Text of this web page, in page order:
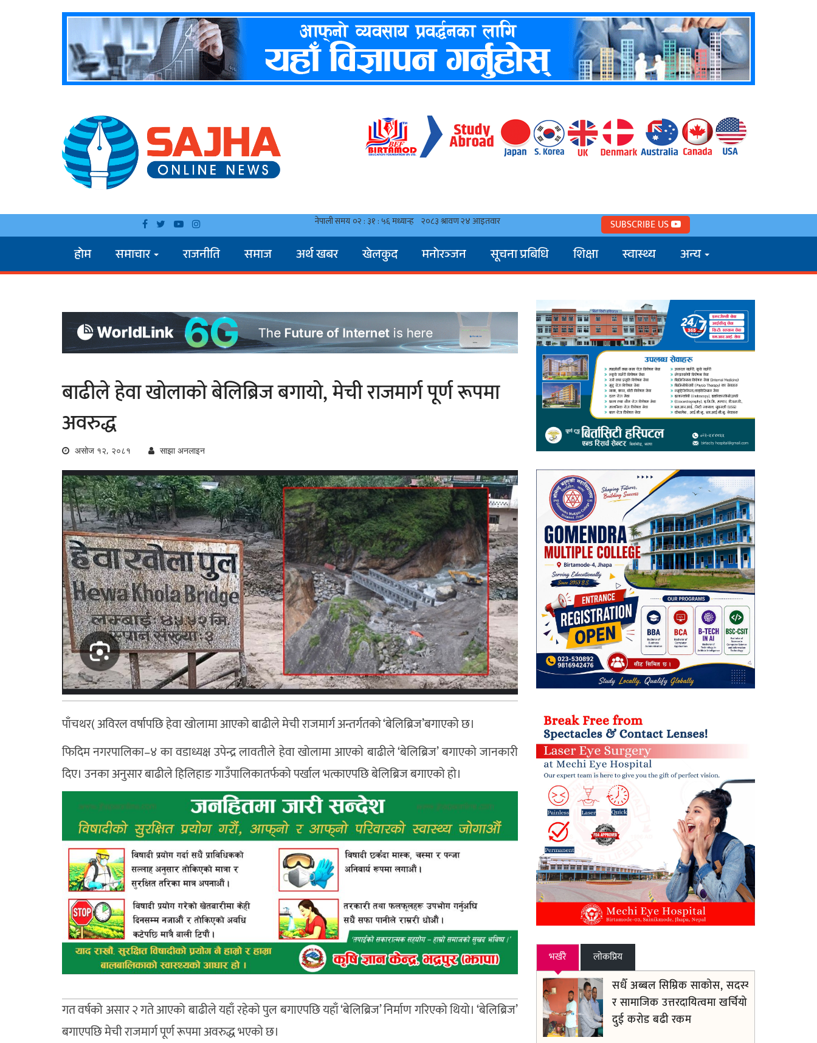
SUBSCRIBE US
होम समाचार राजनीति समाज अर्थ खबर खेलकुद मनाेरञ्जन सूचना प्रबिधि शिक्षा स्वास्थ्य अन्य
बाढीले हेवा खोलाको बेलिब्रिज बगायो, मेची राजमार्ग पूर्ण रूपमा
अवरुद्ध
असोज १२, २०८१ साझा अनलाइन
पाँचथर( अविरल वर्षापछि हेवा खोलामा आएको बाढीले मेची राजमार्ग अन्तर्गतको ‘बेलिब्रिज’बगाएको छ।
फिदिम नगरपालिका–४ का वडाध्यक्ष उपेन्द्र लावतीले हेवा खोलामा आएको बाढीले ‘बेलिब्रिज’ बगाएको जानकारी
दिए। उनका अनुसार बाढीले हिलिहाङ गाउँपालिकातर्फको पर्खाल भत्काएपछि बेलिब्रिज बगाएको हो।
गत वर्षको असार २ गते आएको बाढीले यहाँ रहेको पुल बगाएपछि यहाँ ‘बेलिब्रिज’ निर्माण गरिएको थियो। ‘बेलिब्रिज’
बगाएपछि मेची राजमार्ग पूर्ण रूपमा अवरुद्ध भएको छ।
भर्खरै लाेकप्रिय
सधैँ अब्बल सिम्रिक साकोस, सदस्य
र सामाजिक उत्तरदायित्वमा खर्चियो
दुई करोड बढी रकम